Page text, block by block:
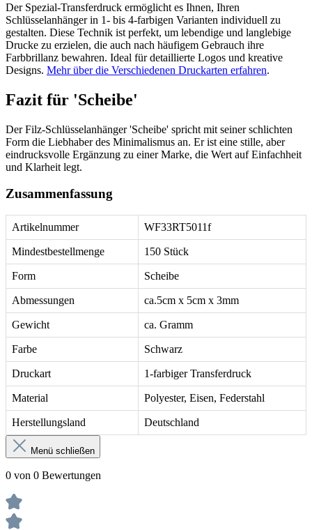
Der Spezial-Transferdruck ermöglicht es Ihnen, Ihren
Schlüsselanhänger in 1- bis 4-farbigen Varianten individuell zu
gestalten. Diese Technik ist perfekt, um lebendige und langlebige
Drucke zu erzielen, die auch nach häufigem Gebrauch ihre
Farbbrillanz bewahren. Ideal für detaillierte Logos und kreative
Designs. Mehr über die Verschiedenen Druckarten erfahren.
Fazit für 'Scheibe'
Der Filz-Schlüsselanhänger 'Scheibe' spricht mit seiner schlichten
Form die Liebhaber des Minimalismus an. Er ist eine stille, aber
eindrucksvolle Ergänzung zu einer Marke, die Wert auf Einfachheit
und Klarheit legt.
Zusammenfassung
Artikelnummer WF33RT5011f
Mindestbestellmenge 150 Stück
Form Scheibe
Abmessungen ca.5cm x 5cm x 3mm
Gewicht ca. Gramm
Farbe Schwarz
Druckart 1-farbiger Transferdruck
Material Polyester, Eisen, Federstahl
Herstellungsland Deutschland
Menü schließen
0 von 0 Bewertungen